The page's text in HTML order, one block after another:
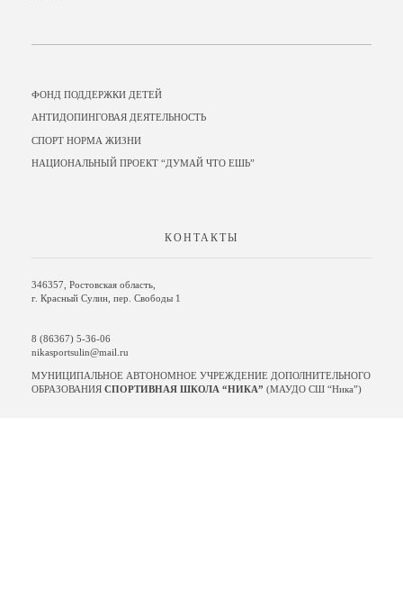
ФОНД ПОДДЕРЖКИ ДЕТЕЙ
АНТИДОПИНГОВАЯ ДЕЯТЕЛЬНОСТЬ
СПОРТ НОРМА ЖИЗНИ
НАЦИОНАЛЬНЫЙ ПРОЕКТ “ДУМАЙ ЧТО ЕШЬ”
КОНТАКТЫ
346357, Ростовская область,
г. Красный Сулин, пер. Свободы 1
8 (86367) 5-36-06
nikasportsulin@mail.ru
МУНИЦИПАЛЬНОЕ АВТОНОМНОЕ УЧРЕЖДЕНИЕ ДОПОЛНИТЕЛЬНОГО
ОБРАЗОВАНИЯ СПОРТИВНАЯ ШКОЛА “НИКА” (МАУДО СШ “Ника”)